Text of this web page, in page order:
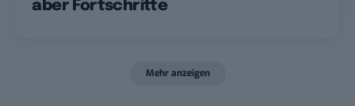
aber Fortschritte
Mehr anzeigen